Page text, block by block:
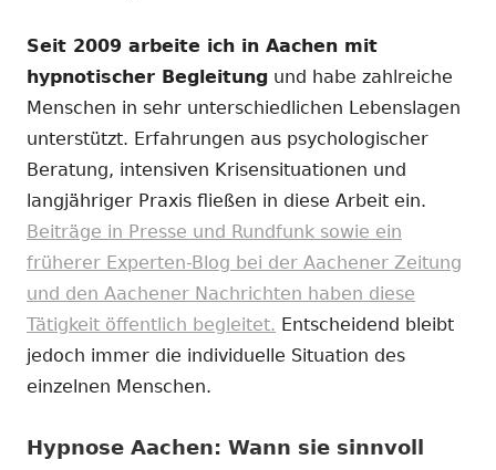
Seit 2009 arbeite ich in Aachen mit
hypnotischer Begleitung und habe zahlreiche
Menschen in sehr unterschiedlichen Lebenslagen
unterstützt. Erfahrungen aus psychologischer
Beratung, intensiven Krisensituationen und
langjähriger Praxis fließen in diese Arbeit ein.
Beiträge in Presse und Rundfunk sowie ein
früherer Experten-Blog bei der Aachener Zeitung
und den Aachener Nachrichten haben diese
Tätigkeit öffentlich begleitet. Entscheidend bleibt
jedoch immer die individuelle Situation des
einzelnen Menschen.
Hypnose Aachen: Wann sie sinnvoll